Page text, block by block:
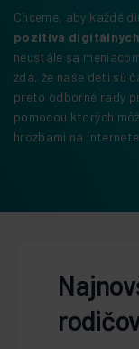
Chceme, aby každé
pozitíva
neustále sa
zdá, že naše deti sú
preto odborné rady
pomocou ktorých
hrozbami na